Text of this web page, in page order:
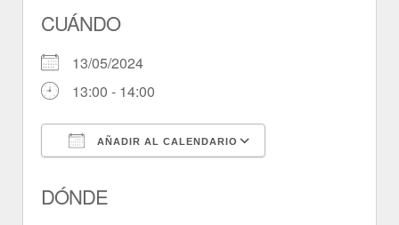
CUÁNDO
13/05/2024
13:00 - 14:00
AÑADIR AL CALENDARIO
DÓNDE